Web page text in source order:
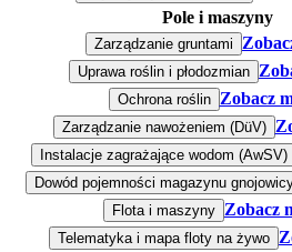
Pole i maszyny
Zarządzanie gruntami
Uprawa roślin i płodozmian
Ochrona roślin Zobacz
Zarządzanie nawożeniem (DüV)
Instalacje zagrażające wodom (AwSV)
Dowód pojemności magazynu
Flota i maszyny Zobacz
Telematyka i mapa floty na żywo